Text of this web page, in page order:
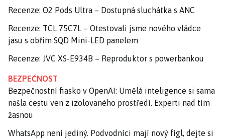
Recenze: O2 Pods Ultra – Dostupná sluchátka s ANC
Recenze: TCL 75C7L – Otestovali jsme nového vládce
jasu s obřím SQD Mini-LED panelem
Recenze: JVC XS-E934B – Reproduktor s powerbankou
BEZPEČNOST
Bezpečnostní fiasko v OpenAI: Umělá inteligence si sama
našla cestu ven z izolovaného prostředí. Experti nad tím
žasnou
WhatsApp není jediný. Podvodníci mají nový fígl, dejte si